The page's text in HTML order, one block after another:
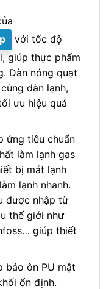
với tốc độ
giúp thực phẩm
Dàn nóng quạt
dàn lạnh,
ưu hiệu quả
ứng tiêu chuẩn
làm lạnh gas
bị mát lạnh
lạnh nhanh.
được nhập từ
thế giới như
giúp thiết
bảo ôn PU mật
ổn định.